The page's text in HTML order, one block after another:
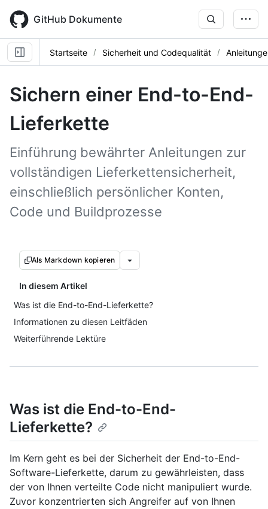
main
content
GitHub Dokumente
Startseite Sicherheit und Codequalität
Sichern einer End-to-End-
Lieferkette
Einführung bewährter Anleitungen zur
vollständigen Lieferkettensicherheit,
einschließlich persönlicher Konten,
Code und Buildprozesse
Als Markdown kopieren
In diesem Artikel
Was ist die End-to-End-Lieferkette?
Informationen zu diesen Leitfäden
Weiterführende Lektüre
Was ist die End-to-End-
Lieferkette?
Im Kern geht es bei der Sicherheit der End-to-End-
Software-Lieferkette, darum zu gewährleisten, dass
der von Ihnen verteilte Code nicht manipuliert wurde.
Zuvor konzentrierten sich Angreifer auf von Ihnen